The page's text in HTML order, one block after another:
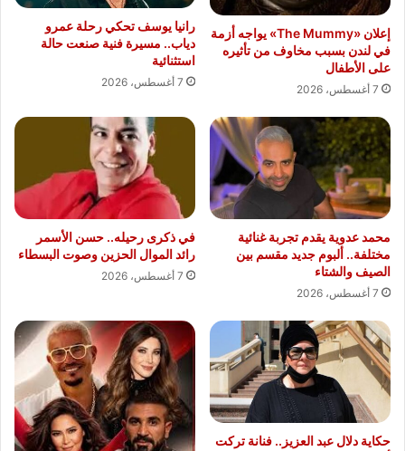
إعلان «The Mummy» يواجه أزمة
في لندن بسبب مخاوف من تأثيره
على الأطفال
7 أغسطس، 2026
رانيا يوسف تحكي رحلة عمرو
دياب.. مسيرة فنية صنعت حالة
استثنائية
7 أغسطس، 2026
محمد عدوية يقدم تجربة غنائية
مختلفة.. ألبوم جديد مقسم بين
الصيف والشتاء
7 أغسطس، 2026
في ذكرى رحيله.. حسن الأسمر
رائد الموال الحزين وصوت البسطاء
7 أغسطس، 2026
حكاية دلال عبد العزيز.. فنانة تركت